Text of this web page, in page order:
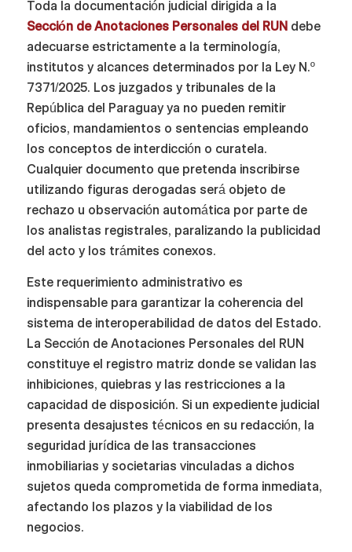
Toda la documentación judicial dirigida a la
Sección de Anotaciones Personales del RUN debe
adecuarse estrictamente a la terminología,
institutos y alcances determinados por la Ley N.º
7371/2025. Los juzgados y tribunales de la
República del Paraguay ya no pueden remitir
oficios, mandamientos o sentencias empleando
los conceptos de interdicción o curatela.
Cualquier documento que pretenda inscribirse
utilizando figuras derogadas será objeto de
rechazo u observación automática por parte de
los analistas registrales, paralizando la publicidad
del acto y los trámites conexos.
Este requerimiento administrativo es
indispensable para garantizar la coherencia del
sistema de interoperabilidad de datos del Estado.
La Sección de Anotaciones Personales del RUN
constituye el registro matriz donde se validan las
inhibiciones, quiebras y las restricciones a la
capacidad de disposición. Si un expediente judicial
presenta desajustes técnicos en su redacción, la
seguridad jurídica de las transacciones
inmobiliarias y societarias vinculadas a dichos
sujetos queda comprometida de forma inmediata,
afectando los plazos y la viabilidad de los
negocios.